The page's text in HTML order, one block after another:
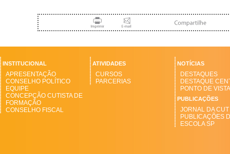
INSTITUCIONAL
APRESENTAÇÃO
CONSELHO POLÍTICO
EQUIPE
CONCEPÇÃO CUTISTA DE
FORMAÇÃO
CONSELHO FISCAL
ATIVIDADES
CURSOS
PARCERIAS
NOTÍCIAS
DESTAQUES
DESTAQUE
PONTO DE VISTA
PUBLICAÇÕES
JORNAL DA CUT
PUBLICAÇÕES
ESCOLA SP